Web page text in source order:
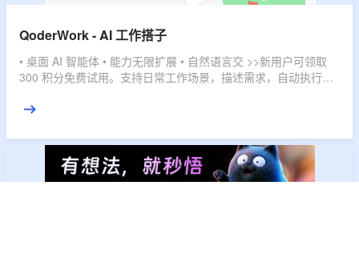
QoderWork - AI 工作搭子
• 桌面 AI 智能体 • 能力无限扩展 • 自然语言交 >>新用户可领取
300 积分免费试用。支持日常工作场景，描述需求，自动执行，